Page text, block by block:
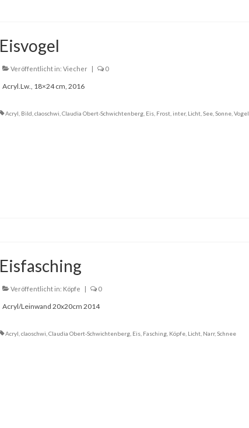
Eisvogel
Veröffentlicht in: Viecher 0
Acryl.Lw., 18×24 cm, 2016
Acryl Bild claoschwi Claudia Obert-Schwichtenberg, Eis, Frost, inter, Licht, See, Sonne, Vogel
Eisfasching
Veröffentlicht in: Köpfe 0
Acryl/Leinwand 20x20cm 2014
Acryl claoschwi Claudia Obert-Schwichtenberg, Eis, Fasching, Köpfe, Licht, Narr, Schnee